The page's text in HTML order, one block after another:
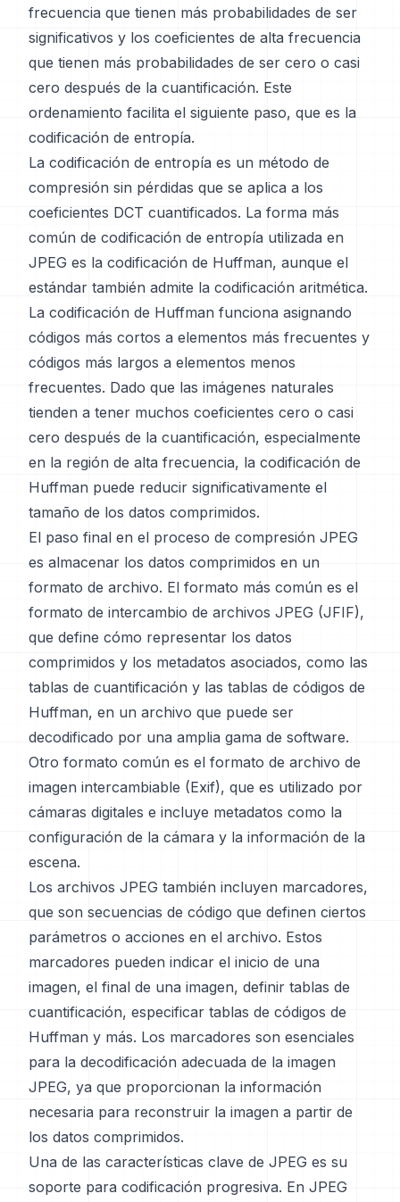
frecuencia que tienen más probabilidades de ser
significativos y los coeficientes de alta frecuencia
que tienen más probabilidades de ser cero o casi
cero después de la cuantificación. Este
ordenamiento facilita el siguiente paso, que es la
codificación de entropía.
La codificación de entropía es un método de
compresión sin pérdidas que se aplica a los
coeficientes DCT cuantificados. La forma más
común de codificación de entropía utilizada en
JPEG es la codificación de Huffman, aunque el
estándar también admite la codificación aritmética.
La codificación de Huffman funciona asignando
códigos más cortos a elementos más frecuentes y
códigos más largos a elementos menos
frecuentes. Dado que las imágenes naturales
tienden a tener muchos coeficientes cero o casi
cero después de la cuantificación, especialmente
en la región de alta frecuencia, la codificación de
Huffman puede reducir significativamente el
tamaño de los datos comprimidos.
El paso final en el proceso de compresión JPEG
es almacenar los datos comprimidos en un
formato de archivo. El formato más común es el
formato de intercambio de archivos JPEG (JFIF),
que define cómo representar los datos
comprimidos y los metadatos asociados, como las
tablas de cuantificación y las tablas de códigos de
Huffman, en un archivo que puede ser
decodificado por una amplia gama de software.
Otro formato común es el formato de archivo de
imagen intercambiable (Exif), que es utilizado por
cámaras digitales e incluye metadatos como la
configuración de la cámara y la información de la
escena.
Los archivos JPEG también incluyen marcadores,
que son secuencias de código que definen ciertos
parámetros o acciones en el archivo. Estos
marcadores pueden indicar el inicio de una
imagen, el final de una imagen, definir tablas de
cuantificación, especificar tablas de códigos de
Huffman y más. Los marcadores son esenciales
para la decodificación adecuada de la imagen
JPEG, ya que proporcionan la información
necesaria para reconstruir la imagen a partir de
los datos comprimidos.
Una de las características clave de JPEG es su
soporte para codificación progresiva. En JPEG